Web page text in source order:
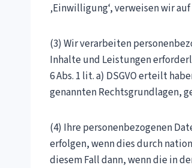
‚Einwilligung‘, verweisen wir
(3) Wir verarbeiten
Inhalte und Leistungen
6 Abs. 1 lit. a) DSGVO erteilt
genannten Rechtsgrundlagen,
(4) Ihre personenbezogenen
erfolgen, wenn dies durch
diesem Fall dann, wenn die in